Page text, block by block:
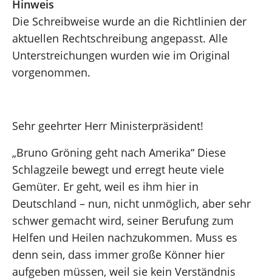
Hinweis
Die Schreibweise wurde an die Richtlinien der
aktuellen Rechtschreibung angepasst. Alle
Unterstreichungen wurden wie im Original
vorgenommen.
Sehr geehrter Herr Ministerpräsident!
„Bruno Gröning geht nach Amerika“ Diese
Schlagzeile bewegt und erregt heute viele
Gemüter. Er geht, weil es ihm hier in
Deutschland – nun, nicht unmöglich, aber sehr
schwer gemacht wird, seiner Berufung zum
Helfen und Heilen nachzukommen. Muss es
denn sein, dass immer große Könner hier
aufgeben müssen, weil sie kein Verständnis